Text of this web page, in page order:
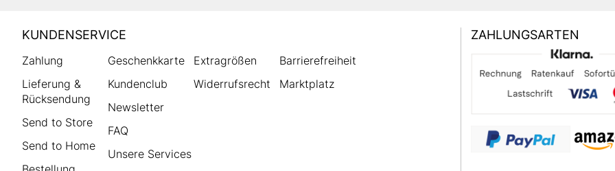
HUMANIC
Footer
KUNDENSERVICE
Zahlung
Lieferung &
Rücksendung
Send to Store
Send to Home
Geschenkkarte
Kundenclub
Newsletter
FAQ
Unsere Services
Extragrößen
Widerrufsrecht
Barrierefreiheit
Marktplatz
ZAHLUNGSARTEN